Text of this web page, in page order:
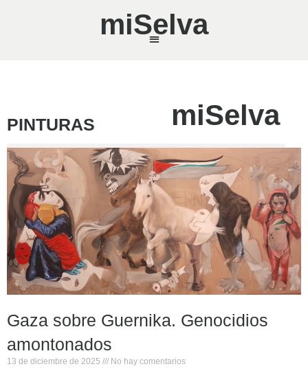
miSelva
miSelva
PINTURAS
Gaza sobre Guernika. Genocidios
amontonados
13 de diciembre de 2025 No hay comentarios